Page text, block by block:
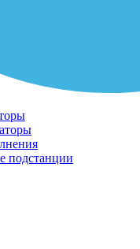
подстанции